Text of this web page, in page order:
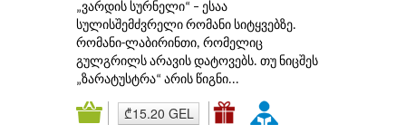
„ვარდის სურნელი“ – ესაა
სულისშემძვრელი რომანი სიტყვებზე.
რომანი-ლაბირინთი, რომელიც
გულგრილს არავის დატოვებს. თუ ნიცშეს
„ზარატუსტრა“ არის წიგნი...
₾15.20 GEL